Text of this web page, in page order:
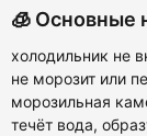
🧊 Основные
холодильник не
не морозит или
морозильная
течёт вода,